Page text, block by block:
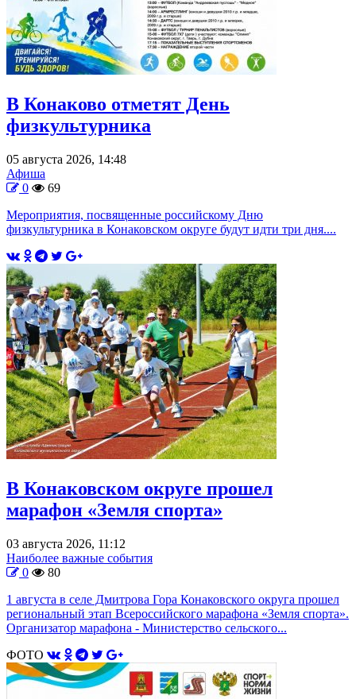
В Конаково отметят День
физкультурника
05 августа 2026, 14:48
Афиша
0
69
Мероприятия, посвященные российскому Дню
физкультурника в Конаковском округе будут идти три дня....
В Конаковском округе прошел
марафон «Земля спорта»
03 августа 2026, 11:12
Наиболее важные события
0
80
1 августа в селе Дмитрова Гора Конаковского округа прошел
региональный этап Всероссийского марафона «Земля спорта».
Организатор марафона - Министерство сельского...
ФОТО